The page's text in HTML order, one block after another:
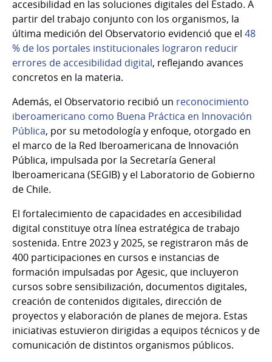
accesibilidad en las soluciones digitales del Estado. A
partir del trabajo conjunto con los organismos, la
última medición del Observatorio evidenció que el 48
% de los portales institucionales lograron reducir
errores de accesibilidad digital, reflejando avances
concretos en la materia.
Además, el Observatorio recibió un reconocimiento
iberoamericano como Buena Práctica en Innovación
Pública, por su metodología y enfoque, otorgado en
el marco de la Red Iberoamericana de Innovación
Pública, impulsada por la Secretaría General
Iberoamericana (SEGIB) y el Laboratorio de Gobierno
de Chile.
El fortalecimiento de capacidades en accesibilidad
digital constituye otra línea estratégica de trabajo
sostenida. Entre 2023 y 2025, se registraron más de
400 participaciones en cursos e instancias de
formación impulsadas por Agesic, que incluyeron
cursos sobre sensibilización, documentos digitales,
creación de contenidos digitales, dirección de
proyectos y elaboración de planes de mejora. Estas
iniciativas estuvieron dirigidas a equipos técnicos y de
comunicación de distintos organismos públicos.